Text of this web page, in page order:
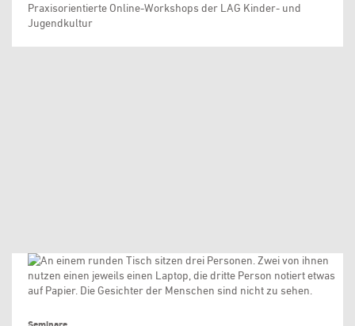
Praxisorientierte Online-Workshops der LAG Kinder- und
Jugendkultur